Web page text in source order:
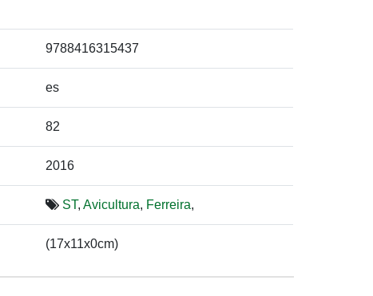
9788416315437
es
82
2016
ST, Avicultura, Ferreira,
(17x11x0cm)